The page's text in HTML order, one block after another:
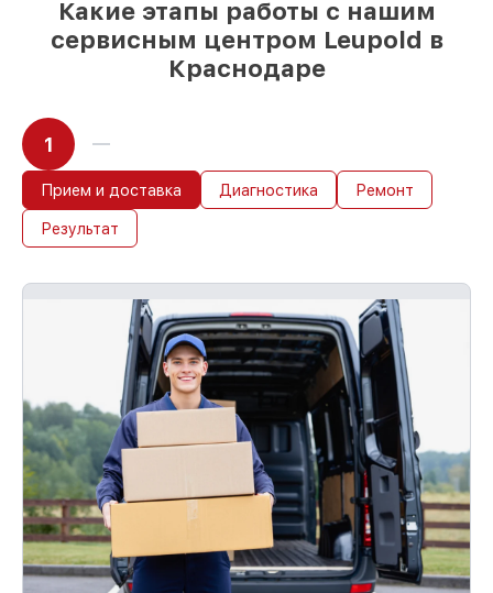
Какие этапы работы с нашим
сервисным центром Leupold в
Краснодаре
1
Прием и доставка Диагностика Ремонт
Результат